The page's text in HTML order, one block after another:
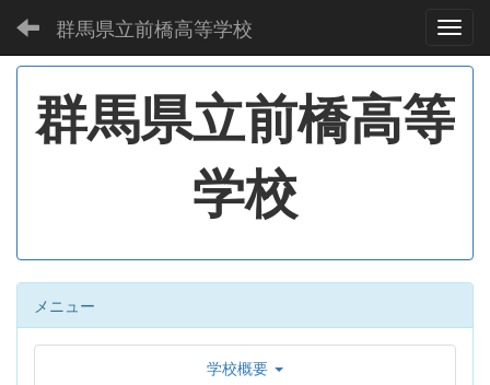
群馬県立前橋高等学校
群馬県立前橋高等
学校
メニュー
学校概要